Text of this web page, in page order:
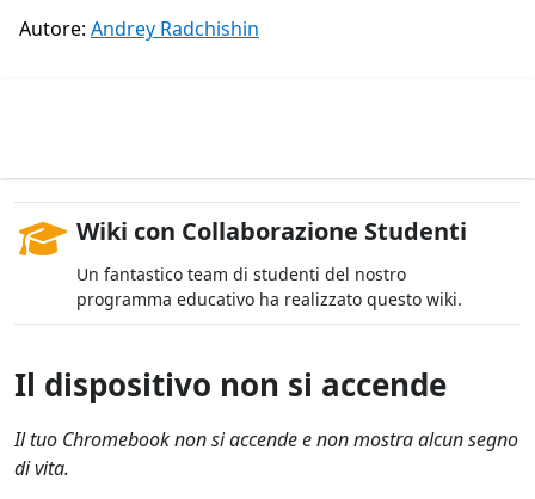
Autore: Andrey Radchishin
Wiki con Collaborazione Studenti
Un fantastico team di studenti del nostro
programma educativo ha realizzato questo wiki.
Il dispositivo non si accende
Il tuo Chromebook non si accende e non mostra alcun segno
di vita.